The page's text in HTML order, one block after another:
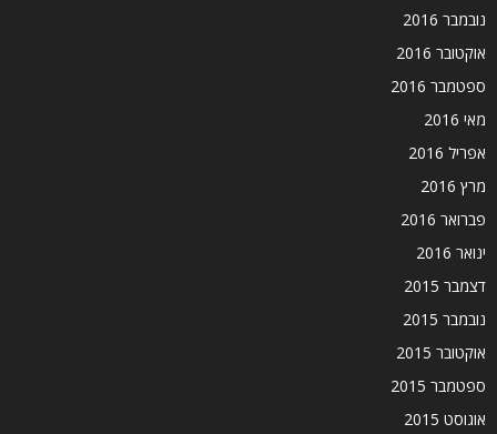
נובמבר 2016
אוקטובר 2016
ספטמבר 2016
מאי 2016
אפריל 2016
מרץ 2016
פברואר 2016
ינואר 2016
דצמבר 2015
נובמבר 2015
אוקטובר 2015
ספטמבר 2015
אוגוסט 2015